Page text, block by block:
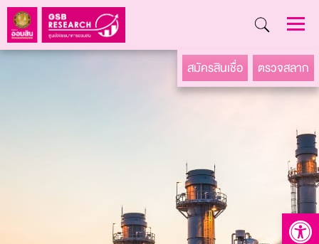
Open
สมัครสินเชื่อ ตรวจสลาก
Skip